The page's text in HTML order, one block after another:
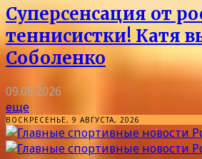
Суперсенсация от
теннисистки! Катя
Соболенко
09.08.2026
еще
ВОСКРЕСЕНЬЕ, 9 АВГУСТА, 2026